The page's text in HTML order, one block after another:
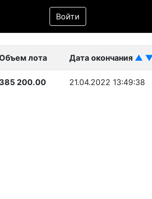
Войти
Фильтр
лота Дата окончания ▲
385 200.00 21.04.2022 13:49:38